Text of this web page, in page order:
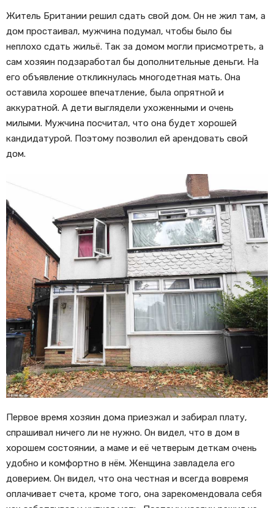
Житель Британии решил сдать свой дом. Он не жил там, а
дом простаивал, мужчина подумал, чтобы было бы
неплохо сдать жильё. Так за домом могли присмотреть, а
сам хозяин подзаработал бы дополнительные деньги. На
его объявление откликнулась многодетная мать. Она
оставила хорошее впечатление, была опрятной и
аккуратной. А дети выглядели ухоженными и очень
милыми. Мужчина посчитал, что она будет хорошей
кандидатурой. Поэтому позволил ей арендовать свой
дом.
Первое время хозяин дома приезжал и забирал плату,
спрашивал ничего ли не нужно. Он видел, что в дом в
хорошем состоянии, а маме и её четверым деткам очень
удобно и комфортно в нём. Женщина завладела его
доверием. Он видел, что она честная и всегда вовремя
оплачивает счета, кроме того, она зарекомендовала себя